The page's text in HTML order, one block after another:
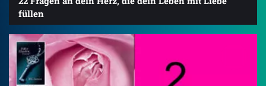
füllen